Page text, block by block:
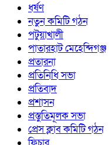
ধর্ষণ
নতুন কমিটি গঠন
পটুয়াখালী
পাতারহাট মেহেন্দিগঞ্জ
প্রতারনা
প্রতিনিধি সভা
প্রতিবাদ
প্রশাসন
প্রস্তুতিমূলক সভা
প্রেস ক্লাব কমিটি গঠন